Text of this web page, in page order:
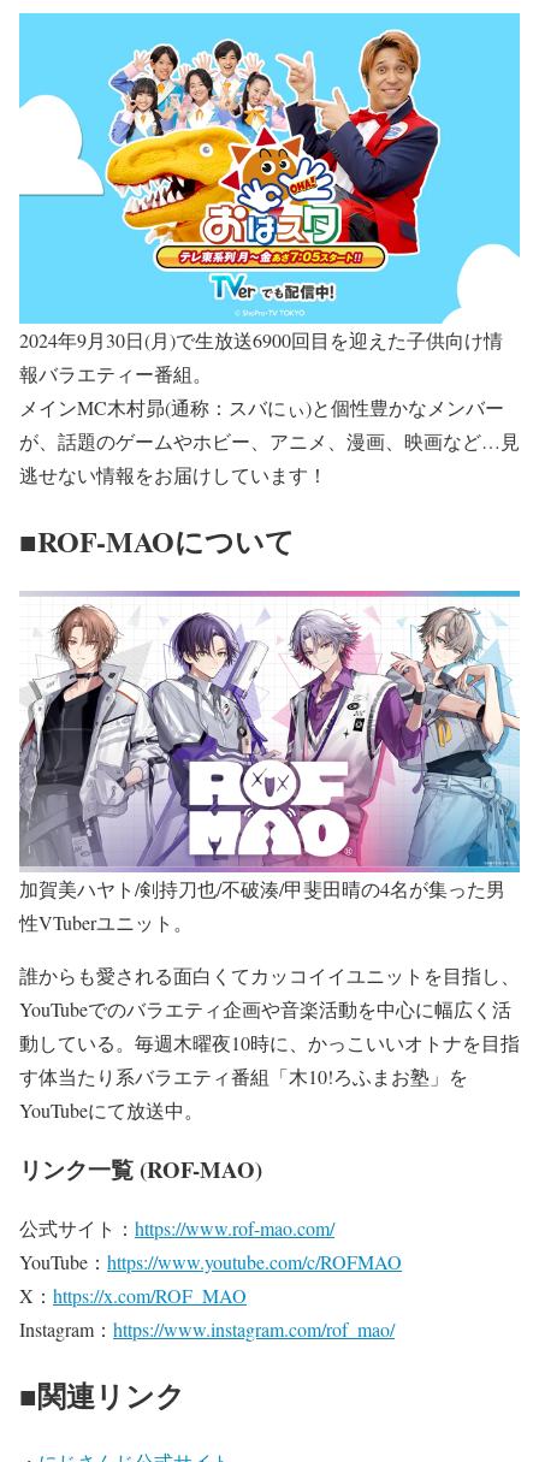
2024年9月30日(月)で生放送6900回目を迎えた子供向け情
報バラエティー番組。
メインMC木村昴(通称：スバにぃ)と個性豊かなメンバー
が、話題のゲームやホビー、アニメ、漫画、映画など…見
逃せない情報をお届けしています！
■ROF-MAOについて
加賀美ハヤト/剣持刀也/不破湊/甲斐田晴の4名が集った男
性VTuberユニット。
誰からも愛される面白くてカッコイイユニットを目指し、
YouTubeでのバラエティ企画や音楽活動を中心に幅広く活
動している。毎週⽊曜夜10時に、かっこいいオトナを目指
す体当たり系バラエティ番組「木10!ろふまお塾」を
YouTubeにて放送中。
リンク一覧 (ROF-MAO)
公式サイト： https://www.rof-mao.com/
YouTube： https://www.youtube.com/c/ROFMAO
X： https://x.com/ROF_MAO
Instagram： https://www.instagram.com/rof_mao/
■関連リンク